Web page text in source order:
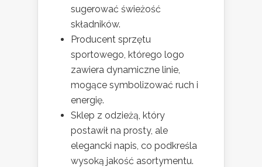
sugerować świeżość
składników.
Producent sprzętu
sportowego, którego logo
zawiera dynamiczne linie,
mogące symbolizować ruch i
energię.
Sklep z odzieżą, który
postawił na prosty, ale
elegancki napis, co podkreśla
wysoką jakość asortymentu.